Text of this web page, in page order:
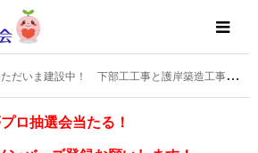
ま建設中！ 下部工工事と護岸築造工事の最新状況（5月末）のお知らせです！
ロ抽選会当たる！